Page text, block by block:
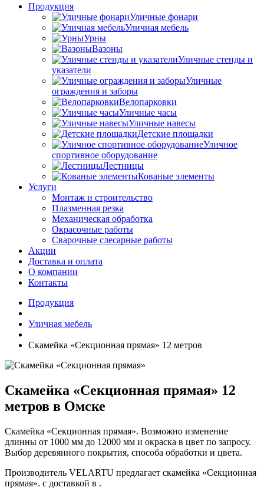
Продукция
Уличные фонари
Уличная мебель
Урны
Вазоны
Уличные стенды и
указатели
Уличные
ограждения и заборы
Велопарковки
Уличные часы
Уличные навесы
Детские площадки
Уличное
спортивное оборудование
Лестницы
Кованые элементы
Услуги
Монтаж и строительство
Плазменная резка
Механическая обработка
Окрасочные работы
Сварочные слесарные работы
Акции
Доставка и оплата
О компании
Контакты
Продукция
Уличная мебель
Скамейка «Секционная прямая» 12 метров
Скамейка «Секционная прямая» 12
метров в Омске
Скамейка «Секционная прямая». Возможно изменение
длинны от 1000 мм до 12000 мм и окраска в цвет по запросу.
Выбор деревянного покрытия, способа обработки и цвета.
Производитель VELARTU предлагает скамейка «Секционная
прямая». с доставкой в .